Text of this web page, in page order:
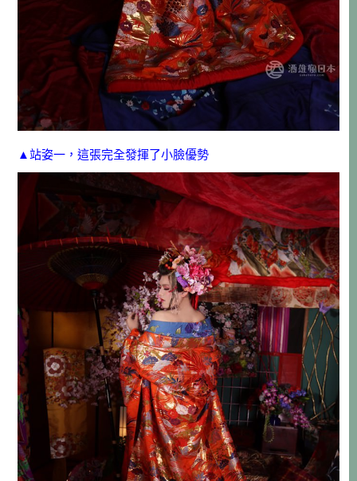
▲站姿一，這張完全發揮了小臉優勢